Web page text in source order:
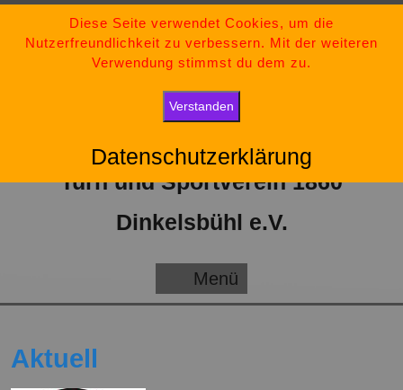
Inhalt
09851-554730
tsv-dinkelsbuehl@t-online.de
„Bleib stark, bleib positiv und gib niemals auf.“
Turn und Sportverein 1860
Dinkelsbühl e.V.
Menü
Aktuell
Diese Seite verwendet Cookies, um die
Nutzerfreundlichkeit zu verbessern. Mit der weiteren
Verwendung stimmst du dem zu.
Verstanden
Datenschutzerklärung